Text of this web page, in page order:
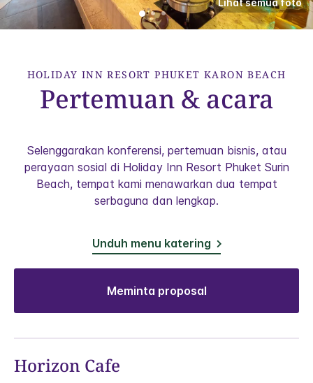
Lihat semua foto
HOLIDAY INN RESORT PHUKET KARON BEACH
Pertemuan & acara
Selenggarakan konferensi, pertemuan bisnis, atau
perayaan sosial di Holiday Inn Resort Phuket Surin
Beach, tempat kami menawarkan dua tempat
serbaguna dan lengkap.
Unduh menu katering
Meminta proposal
Horizon Cafe